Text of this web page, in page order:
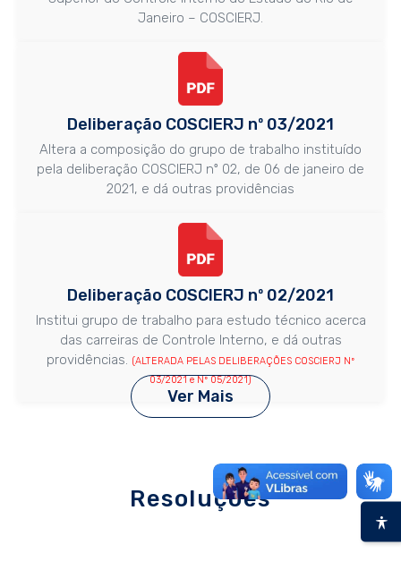
Janeiro – COSCIERJ.
Deliberação COSCIERJ nº 03/2021
Altera a composição do grupo de trabalho instituído
pela deliberação COSCIERJ nº 02, de 06 de janeiro de
2021, e dá outras providências
Deliberação COSCIERJ nº 02/2021
Institui grupo de trabalho para estudo técnico acerca
das carreiras de Controle Interno, e dá outras
providências. (ALTERADA PELAS DELIBERAÇÕES COSCIERJ Nº
03/2021 e Nº 05/2021)
Deliberação COSCIERJ nº 01/2020
Aprova o Regimento Interno do Conselho Superior do
Deliberação COSCIERJ nº 01/2020
Aprova o Regimento Interno do Conselho Superior do
Ver Mais
Resoluções